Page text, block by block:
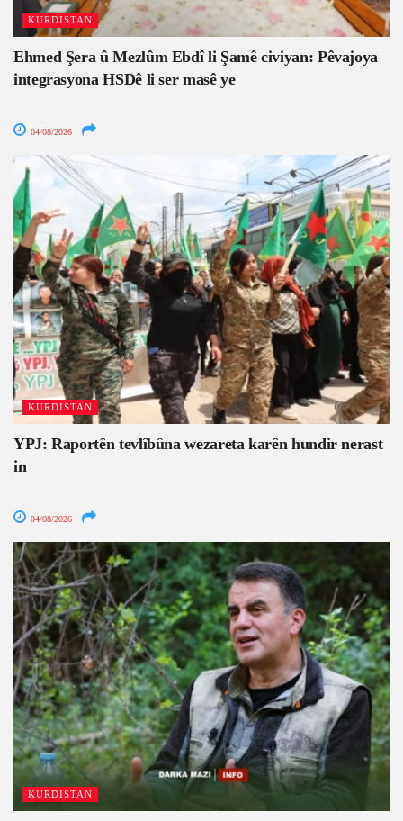
KURDISTAN
Ehmed Şera û Mezlûm Ebdî li Şamê civiyan: Pêvajoya
integrasyona HSDê li ser masê ye
04/08/2026
KURDISTAN
YPJ: Raportên tevlîbûna wezareta karên hundir nerast
in
04/08/2026
KURDISTAN